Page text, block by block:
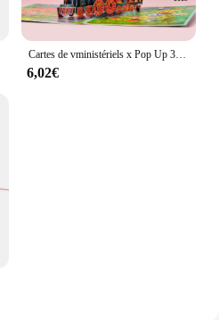
Cartes de vministériels x Pop Up 3D pour enfants, papa, mari, fête des pères, thème sport, voiture, vélo, voyage, toutes les occasions
6,02€